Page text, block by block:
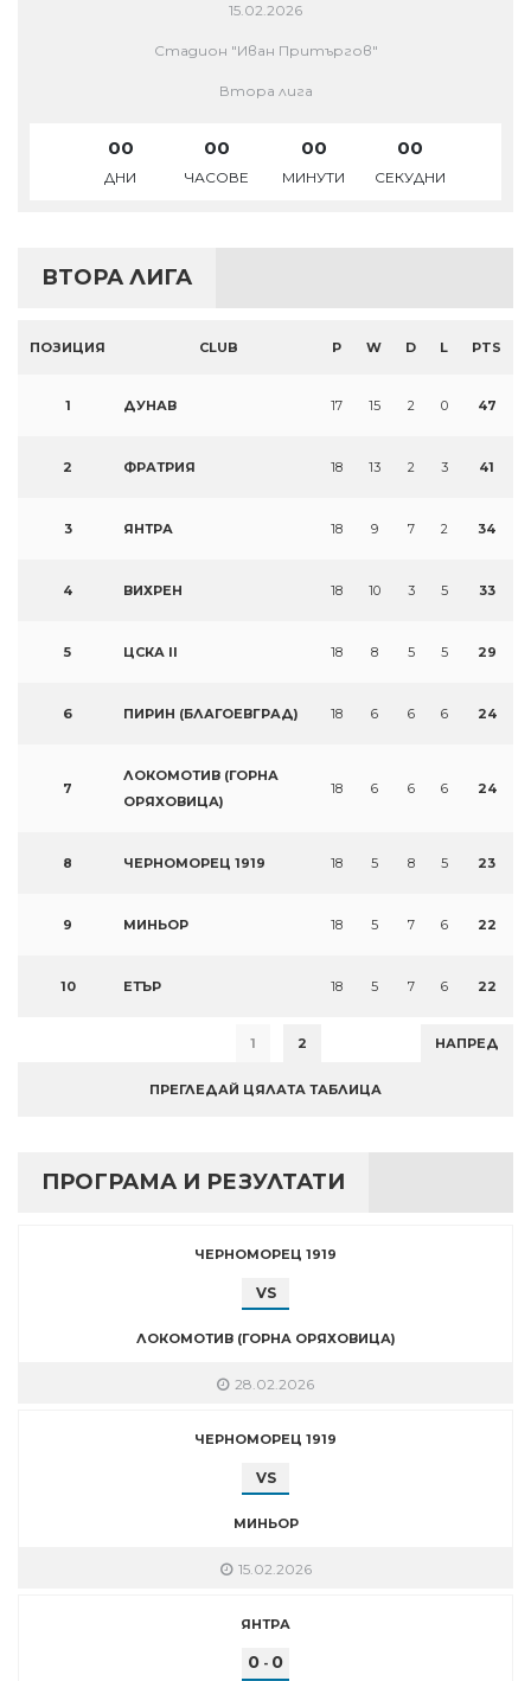
15.02.2026
Стадион "Иван Притъргов"
Втора лига
00
ДНИ
00
ЧАСОВЕ
00
МИНУТИ
00
СЕКУДНИ
ВТОРА ЛИГА
ПОЗИЦИЯ CLUB P W D L PTS
1 ДУНАВ 17 15 2 0 47
2 ФРАТРИЯ 18 13 2 3 41
3 ЯНТРА 18 9 7 2 34
4 ВИХРЕН 18 10 3 5 33
5 ЦСКА II 18 8 5 5 29
6 ПИРИН (БЛАГОЕВГРАД) 18 6 6 6 24
7
ЛОКОМОТИВ (ГОРНА
ОРЯХОВИЦА)
18 6 6 6 24
8 ЧЕРНОМОРЕЦ 1919 18 5 8 5 23
9 МИНЬОР 18 5 7 6 22
10 ЕТЪР 18 5 7 6 22
1 2 НАПРЕД
ПРЕГЛЕДАЙ ЦЯЛАТА ТАБЛИЦА
ПРОГРАМА И РЕЗУЛТАТИ
ЧЕРНОМОРЕЦ 1919
VS
ЛОКОМОТИВ (ГОРНА ОРЯХОВИЦА)
28.02.2026
ЧЕРНОМОРЕЦ 1919
VS
МИНЬОР
15.02.2026
ЯНТРА
0 - 0